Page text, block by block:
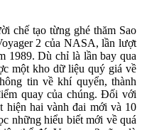
chế tạo từng ghé thăm Sao
2 của NASA, lần lượt
1989. Dù chỉ là lần bay qua
một kho dữ liệu quý giá về
tin về khí quyển, thành
quay của chúng. Đối với
hiện hai vành đai mới và 10
những hiểu biết mới về quá